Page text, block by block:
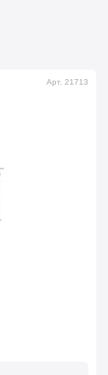
Арт. 21713